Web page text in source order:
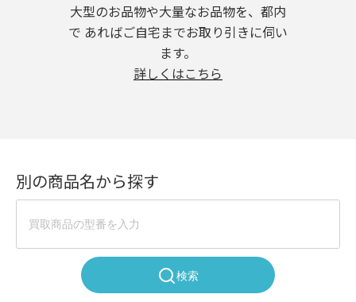
大型のお品物や大量なお品物を、都内
で あればご自宅までお取り引きに伺い
ます。
詳しくはこちら
別の商品名から探す
検索